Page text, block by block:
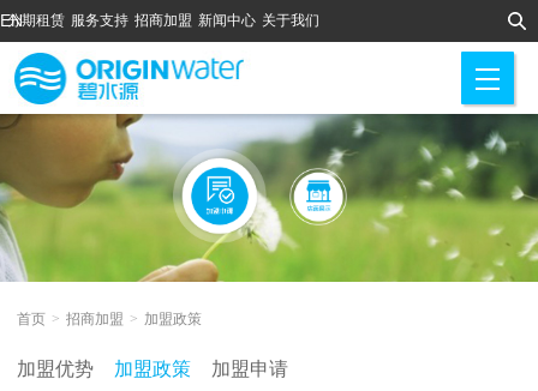
EN
分期租赁 服务支持 招商加盟 新闻中心 关于我们
首页 > 招商加盟 > 加盟政策
加盟优势 加盟政策 加盟申请